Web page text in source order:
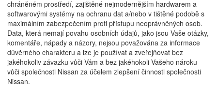
chráněném prostředí, zajištěné nejmodernějším hardwarem a
softwarovými systémy na ochranu dat a/nebo v tištěné podobě s
maximálním zabezpečením proti přístupu neoprávněných osob.
Data, která nemají povahu osobních údajů, jako jsou Vaše otázky,
komentáře, nápady a názory, nejsou považována za informace
důvěrného charakteru a lze je používat a zveřejňovat bez
jakéhokoliv závazku vůči Vám a bez jakéhokoli Vašeho nároku
vůči společnosti Nissan za účelem zlepšení činnosti společnosti
Nissan.